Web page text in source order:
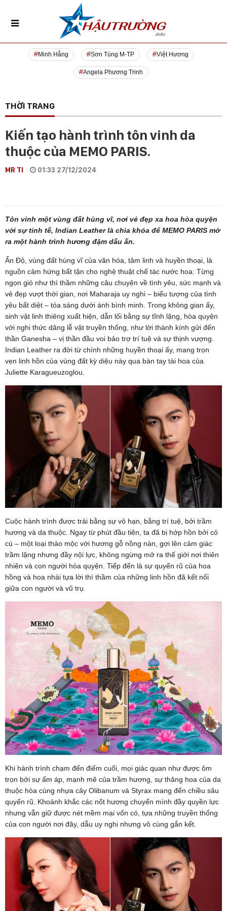
Minh Hằng Sơn Tùng M-TP Việt Hương
Angela Phương Trinh
THỜI TRANG
Kiến tạo hành trình tôn vinh da
thuộc của MEMO PARIS.
MR TI 01:33 27/12/2024
Tôn vinh một vùng đất hùng vĩ, nơi vẻ đẹp xa hoa hòa quyện
với sự tinh tế, Indian Leather là chìa khóa để MEMO PARIS mở
ra một hành trình hương đậm dấu ấn.
Ấn Độ, vùng đất hùng vĩ của văn hóa, tâm linh và huyền thoại, là
nguồn cảm hứng bất tận cho nghệ thuật chế tác nước hoa: Từng
ngọn gió như thì thầm những câu chuyện về tình yêu, sức mạnh và
vẻ đẹp vượt thời gian, nơi Maharaja uy nghi – biểu tượng của tình
yêu bất diệt – tỏa sáng dưới ánh bình minh. Trong không gian ấy,
sinh vật linh thiêng xuất hiện, dẫn lối bằng sự tĩnh lặng, hòa quyện
với nghi thức dâng lễ vật truyền thống, như lời thành kính gửi đến
thần Ganesha – vị thần đầu voi bảo trợ trí tuệ và sự thịnh vượng.
Indian Leather ra đời từ chính những huyền thoại ấy, mang trọn
vẹn linh hồn của vùng đất kỳ diệu này qua bàn tay tài hoa của
Juliette Karagueuzoglou.
Cuộc hành trình được trải bằng sự vô hạn, bằng trí tuệ, bởi trầm
hương và da thuộc. Ngay từ phút đầu tiên, ta đã bị hớp hồn bởi cỏ
cú – một loại thảo mộc với hương gỗ nồng nàn, gợi lên cảm giác
trầm lặng nhưng đầy nội lực, không ngừng mở ra thế giới nơi thiên
nhiên và con người hòa quyện. Tiếp đến là sự quyến rũ của hoa
hồng và hoa nhài tựa lời thì thầm của những linh hồn đã kết nối
giữa con người và vũ trụ.
Khi hành trình chạm đến điểm cuối, mọi giác quan như được ôm
trọn bởi sự ấm áp, mạnh mẽ của trầm hương, sự thăng hoa của da
thuộc hòa cùng nhựa cây Olibanum và Styrax mang đến chiều sâu
quyến rũ. Khoảnh khắc các nốt hương chuyển mình đầy quyền lực
nhưng vẫn giữ được nét mềm mại vốn có, tựa những truyền thống
của con người nơi đây, dẫu uy nghi nhưng vô cùng gắn kết.